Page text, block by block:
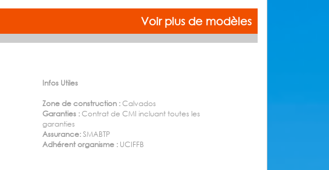
Voir plus de modèles
Infos Utiles
Zone de construction :Calvados
Garanties :Contrat de CMI incluant toutes les
garanties
Assurance:SMABTP
Adhérent organisme : UCIFFB